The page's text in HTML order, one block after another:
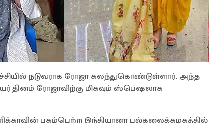
நடுவராக ரோஜா கலந்துகொண்டுள்ளார். அந்த
ரோஜாவிற்கு மிகவும் ஸ்பெஷலாக
புகழ்பெற்ற இந்தியானா பல்கலைக்கழகத்தில்